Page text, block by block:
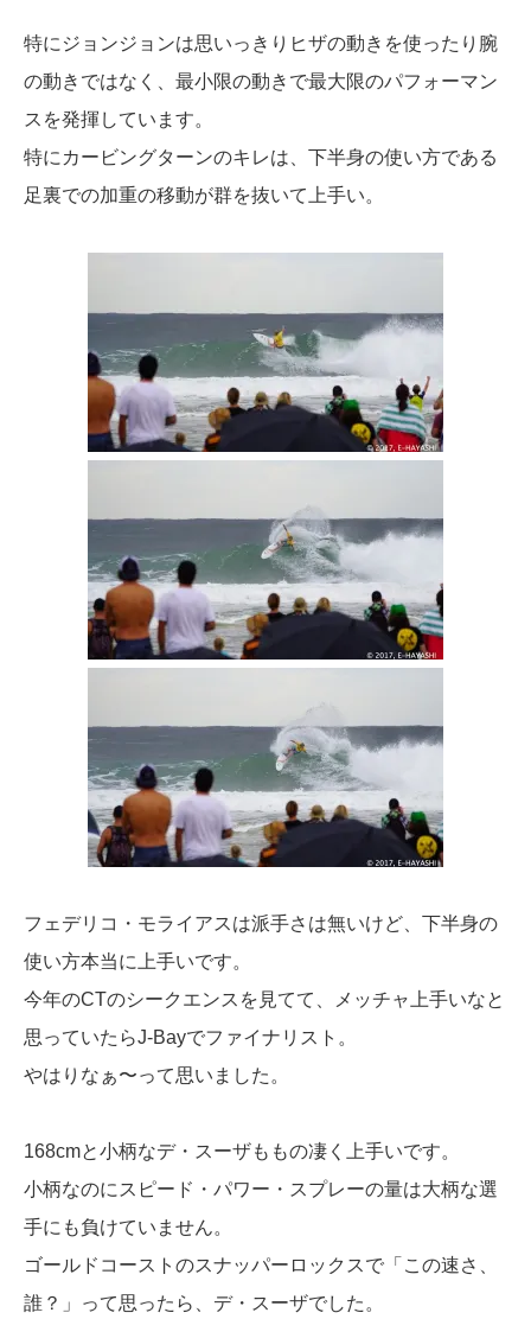
特にジョンジョンは思いっきりヒザの動きを使ったり腕
の動きではなく、最小限の動きで最大限のパフォーマン
スを発揮しています。
特にカービングターンのキレは、下半身の使い方である
足裏での加重の移動が群を抜いて上手い。
フェデリコ・モライアスは派手さは無いけど、下半身の
使い方本当に上手いです。
今年のCTのシークエンスを見てて、メッチャ上手いなと
思っていたらJ-Bayでファイナリスト。
やはりなぁ〜って思いました。
168cmと小柄なデ・スーザももの凄く上手いです。
小柄なのにスピード・パワー・スプレーの量は大柄な選
手にも負けていません。
ゴールドコーストのスナッパーロックスで「この速さ、
誰？」って思ったら、デ・スーザでした。